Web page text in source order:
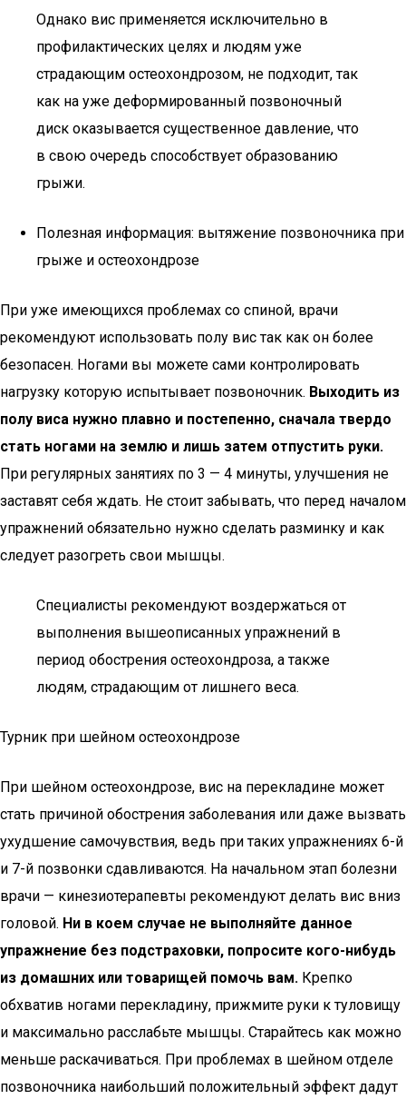
Однако вис применяется исключительно в
профилактических целях и людям уже
страдающим остеохондрозом, не подходит, так
как на уже деформированный позвоночный
диск оказывается существенное давление, что
в свою очередь способствует образованию
грыжи.
Полезная информация: вытяжение позвоночника при
грыже и остеохондрозе
При уже имеющихся проблемах со спиной, врачи
рекомендуют использовать полу вис так как он более
безопасен. Ногами вы можете сами контролировать
нагрузку которую испытывает позвоночник. Выходить из
полу виса нужно плавно и постепенно, сначала твердо
стать ногами на землю и лишь затем отпустить руки.
При регулярных занятиях по 3 — 4 минуты, улучшения не
заставят себя ждать. Не стоит забывать, что перед началом
упражнений обязательно нужно сделать разминку и как
следует разогреть свои мышцы.
Специалисты рекомендуют воздержаться от
выполнения вышеописанных упражнений в
период обострения остеохондроза, а также
людям, страдающим от лишнего веса.
Турник при шейном остеохондрозе
При шейном остеохондрозе, вис на перекладине может
стать причиной обострения заболевания или даже вызвать
ухудшение самочувствия, ведь при таких упражнениях 6-й
и 7-й позвонки сдавливаются. На начальном этап болезни
врачи — кинезиотерапевты рекомендуют делать вис вниз
головой. Ни в коем случае не выполняйте данное
упражнение без подстраховки, попросите кого-нибудь
из домашних или товарищей помочь вам. Крепко
обхватив ногами перекладину, прижмите руки к туловищу
и максимально расслабьте мышцы. Старайтесь как можно
меньше раскачиваться. При проблемах в шейном отделе
позвоночника наибольший положительный эффект дадут